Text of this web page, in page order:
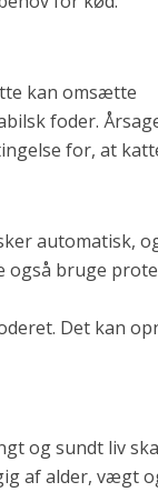
kan omsætte
foder.
for, at
automatisk,
også bruge
Det kan
og sundt liv
af alder, vægt